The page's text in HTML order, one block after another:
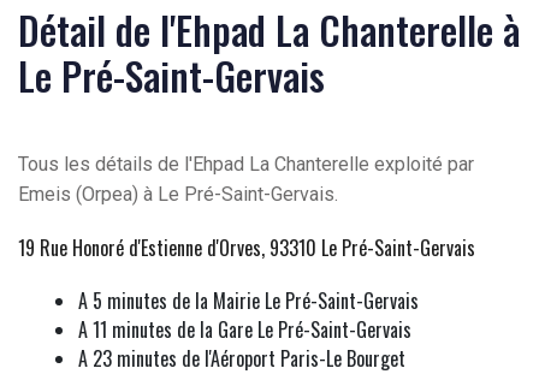
Détail de l'Ehpad La Chanterelle à
Le Pré-Saint-Gervais
Tous les détails de l'Ehpad La Chanterelle exploité par
Emeis (Orpea) à Le Pré-Saint-Gervais.
19 Rue Honoré d'Estienne d'Orves, 93310 Le Pré-Saint-Gervais
A 5 minutes de la Mairie Le Pré-Saint-Gervais
A 11 minutes de la Gare Le Pré-Saint-Gervais
A 23 minutes de l'Aéroport Paris-Le Bourget